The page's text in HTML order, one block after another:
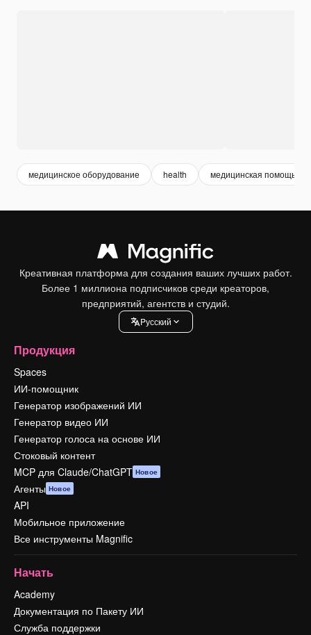
медицинское оборудование health медицинская помощь
Креативная платформа для создания ваших лучших работ.
Более 1 миллиона подписчиков среди креаторов,
предприятий, агентств и студий.
Pусский
Продукция
Spaces
ИИ-помощник
Генератор изображений ИИ
Генератор видео ИИ
Генератор голоса на основе ИИ
Стоковый контент
MCP для Claude/ChatGPT Новое
Агенты Новое
API
Мобильное приложение
Все инструменты Magnific
Начать
Academy
Документация по Пакету ИИ
Служба поддержки